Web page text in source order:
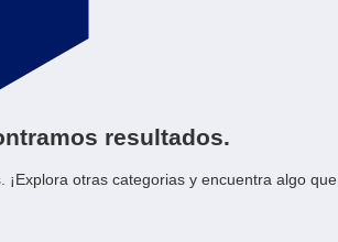
resultados.
otras categorias y encuentra algo